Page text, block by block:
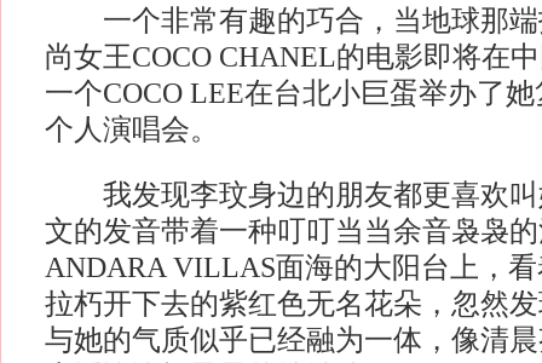
一个非常有趣的巧合，当地球那端
尚女王COCO CHANEL的电影即将在
一个COCO LEE在台北小巨蛋举办了
个人演唱会。
我发现李玟身边的朋友都更喜欢叫
文的发音带着一种叮叮当当余音袅袅
ANDARA VILLAS面海的大阳台上，
拉朽开下去的紫红色无名花朵，忽然
与她的气质似乎已经融为一体，像清